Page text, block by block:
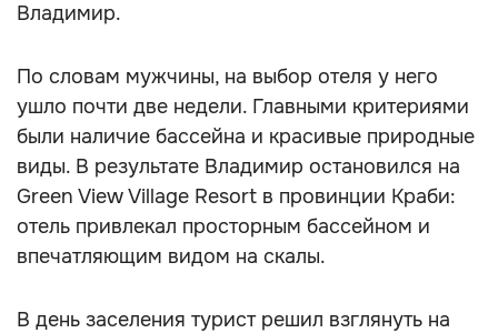
Владимир.
По словам мужчины, на выбор отеля у него
ушло почти две недели. Главными критериями
были наличие бассейна и красивые природные
виды. В результате Владимир остановился на
Green View Village Resort в провинции Краби:
отель привлекал просторным бассейном и
впечатляющим видом на скалы.
В день заселения турист решил взглянуть на